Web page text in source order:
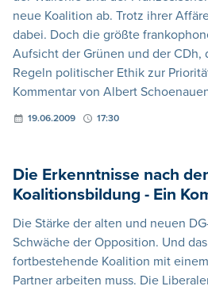
neue Koalition ab. Trotz ihrer
dabei. Doch die größte
Aufsicht der Grünen und der CDh,
Regeln politischer Ethik zur
Kommentar von Albert
19.06.2009 17:30
Die Erkenntnisse nach
Koalitionsbildung - Ein
Die Stärke der alten und neuen
Schwäche der Opposition. Und
fortbestehende Koalition mit
Partner arbeiten muss. Die